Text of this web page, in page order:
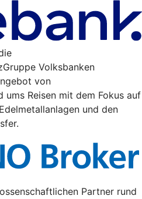
Volksbanken
von
ums Reisen mit dem Fokus auf
und den
Partner rund